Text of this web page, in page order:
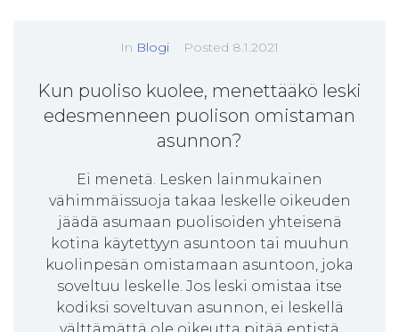
In Blogi Posted 8.1.2021
Kun puoliso kuolee, menettääkö leski
edesmenneen puolison omistaman
asunnon?
Ei menetä. Lesken lainmukainen
vähimmäissuoja takaa leskelle oikeuden
jäädä asumaan puolisoiden yhteisenä
kotina käytettyyn asuntoon tai muuhun
kuolinpesän omistamaan asuntoon, joka
soveltuu leskelle. Jos leski omistaa itse
kodiksi soveltuvan asunnon, ei leskellä